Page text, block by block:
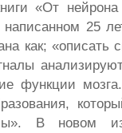
«От
25
как;
функции
В новом